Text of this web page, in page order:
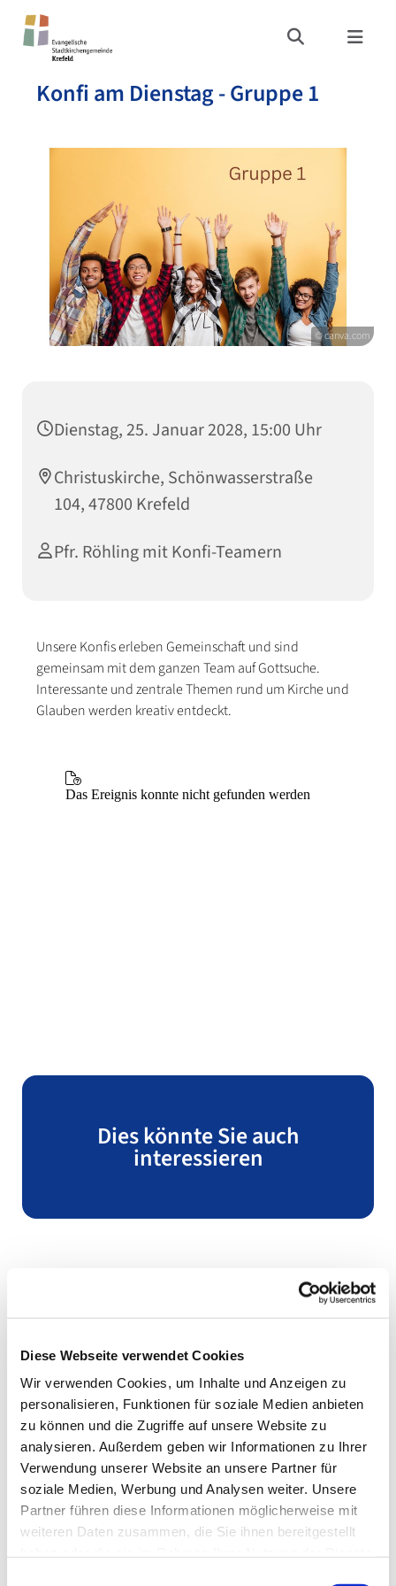
Diese Webseite verwendet Cookies
Wir verwenden Cookies, um Inhalte und Anzeigen zu
personalisieren, Funktionen für soziale Medien anbieten
zu können und die Zugriffe auf unsere Website zu
analysieren. Außerdem geben wir Informationen zu Ihrer
Verwendung unserer Website an unsere Partner für
soziale Medien, Werbung und Analysen weiter. Unsere
Partner führen diese Informationen möglicherweise mit
weiteren Daten zusammen, die Sie ihnen bereitgestellt
Konfi am Dienstag - Gruppe 1
© canva.com
Dienstag, 25. Januar 2028, 15:00 Uhr
Christuskirche, Schönwasserstraße
104, 47800 Krefeld
Pfr. Röhling mit Konfi-Teamern
Unsere Konfis erleben Gemeinschaft und sind
gemeinsam mit dem ganzen Team auf Gottsuche.
Interessante und zentrale Themen rund um Kirche und
Glauben werden kreativ entdeckt.
Dies könnte Sie auch
interessieren